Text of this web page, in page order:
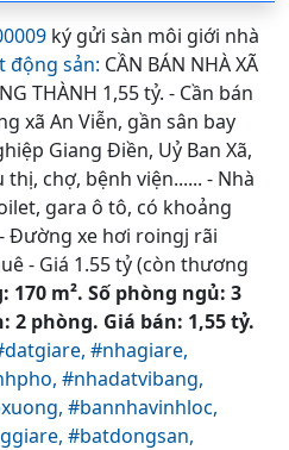
ký gửi sàn môi giới nhà
động sản: CẦN BÁN NHÀ XÃ
THÀNH 1,55 tỷ. - Cần bán
xã An Viễn, gần sân bay
Giang Điền, Uỷ Ban Xã,
chợ, bệnh viện...... - Nhà
gara ô tô, có khoảng
Đường xe hơi roingj rãi
- Giá 1.55 tỷ (còn thương
m². Số phòng ngủ: 3
2 phòng. Giá bán: 1,55 tỷ.
#nhagiare,
#nhadatvibang,
#bannhavinhloc,
#batdongsan,